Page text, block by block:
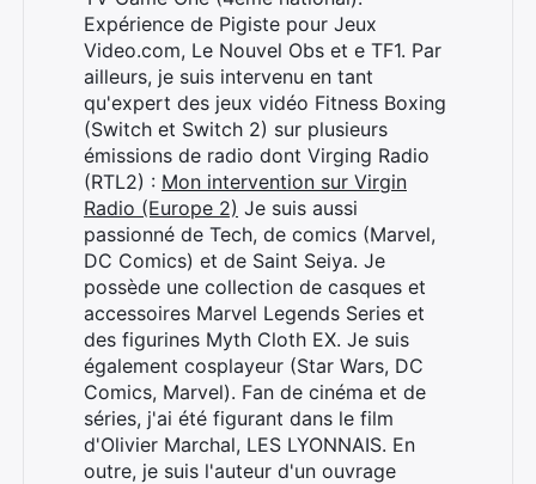
Expérience de Pigiste pour Jeux
Video.com, Le Nouvel Obs et e TF1. Par
ailleurs, je suis intervenu en tant
qu'expert des jeux vidéo Fitness Boxing
(Switch et Switch 2) sur plusieurs
émissions de radio dont Virging Radio
(RTL2) : Mon intervention sur Virgin
Radio (Europe 2) Je suis aussi
passionné de Tech, de comics (Marvel,
DC Comics) et de Saint Seiya. Je
possède une collection de casques et
accessoires Marvel Legends Series et
des figurines Myth Cloth EX. Je suis
également cosplayeur (Star Wars, DC
Comics, Marvel). Fan de cinéma et de
séries, j'ai été figurant dans le film
d'Olivier Marchal, LES LYONNAIS. En
outre, je suis l'auteur d'un ouvrage
Rechercher
: